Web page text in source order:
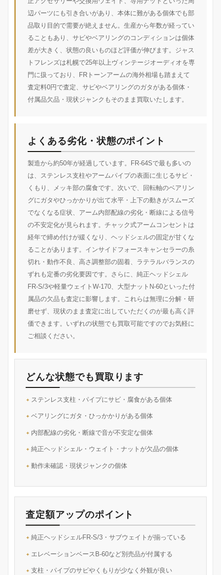
辺パーツにも引き合いがあり、本体に難がある個体でも部
品取り目的で需要が絶えません。生産から年数が経ってい
ることもあり、サビやベアリングのコンディションは個体
差が大きく、状態の良いものほど評価が伸びます。ジャス
トフレンズは札幌で25年以上ヴィンテージオーディオを専
門に扱っており、FRトーンアームの海外相場も踏まえて
査定料0円で査定、サビやベアリングのガタがある個体・
付属品欠品・現状ジャンクもそのまま買取いたします。
よくある劣化・状態のポイント
製造から約50年が経過しています。FR-64Sで最も多いの
は、ステンレス支柱やアームパイプの表面に生じるサビ・
くもり、メッキ部の腐食です。次いで、回転軸のベアリン
グにガタやひっかかりが出て水平・上下の動きがスムーズ
でなくなる症状、アーム内部配線の劣化・断線による信号
の不安定化が見られます。チャック式アームコンセントは
経年で締め付けが緩くなり、ヘッドシェルの固定が甘くな
ることがあります。インサイドフォースキャンセラーの糸
切れ・動作不良、高さ調整部の固着、ラテラルバランスの
ずれも定番の劣化要因です。さらに、純正ヘッドシェル
FR-S/3や軽量ウェイトW-170、大型ナットN-60といった付
属品の欠品も査定に影響します。これらは無理に分解・研
磨せず、現状のまま査定に出していただくのが最も高く評
価できます。いずれの状態でも買取可能ですのでお気軽に
ご相談ください。
どんな状態でも買取ります
ステンレス支柱・パイプにサビ・腐食がある個体
ベアリングにガタ・ひっかかりがある個体
内部配線の劣化・断線で音が不安定な個体
純正ヘッドシェル・ウェイト・ナットが欠品の個体
動作未確認・現状ジャンクの個体
査定額アップのポイント
純正ヘッドシェルFR-S/3・サブウェイトが揃っている
エレベーションベースB-60など別売品が付属する
支柱・パイプのサビやくもりが少なく外観が良い